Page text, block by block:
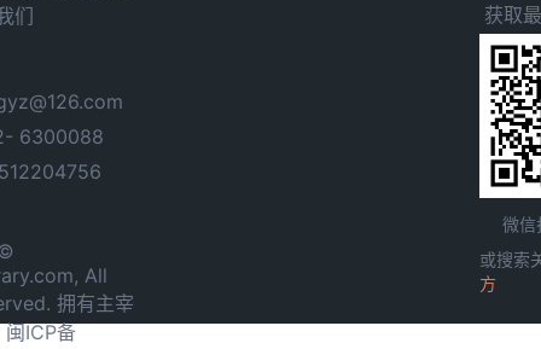
们
6300088
All
拥有主宰
闽ICP备
获取
微信
或搜索
方